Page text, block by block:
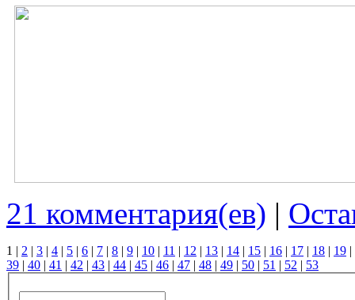
21 комментария(ев) |
1 | 2 | 3 | 4 | 5 | 6 | 7 | 8 | 9 | 10 | 11 | 12 | 13 | 14 | 15 | 16 | 17 | 18 | 19 |
39 | 40 | 41 | 42 | 43 | 44 | 45 | 46 | 47 | 48 | 49 | 50 | 51 | 52 | 53